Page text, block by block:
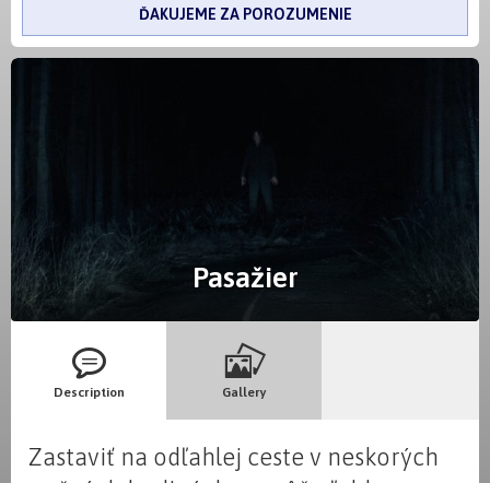
ĎAKUJEME ZA POROZUMENIE
Pasažier
Description Gallery
Zastaviť na odľahlej ceste v neskorých